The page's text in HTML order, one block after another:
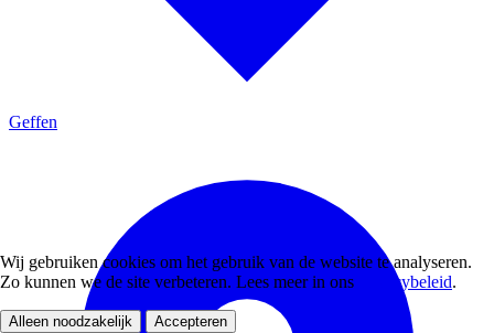
Geffen
Wij gebruiken cookies om het gebruik van de website te analyseren.
Zo kunnen we de site verbeteren. Lees meer in ons
privacybeleid.
Alleen noodzakelijk Accepteren